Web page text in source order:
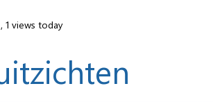
, 1 views today